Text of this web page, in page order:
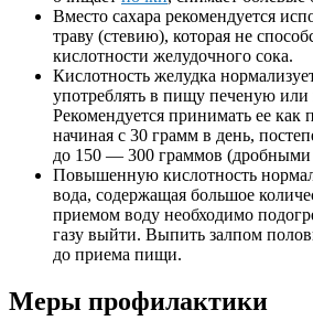
Вместо сахара рекомендуется
траву (стевию), которая не
кислотности желудочного сока.
Кислотность желудка
употреблять в пищу печеную или
Рекомендуется принимать ее как
начиная с 30 грамм в день,
до 150 — 300 граммов
Повышенную кислотность
вода, содержащая большое
приемом воду необходимо
газу выйти. Выпить залпом
до приема пищи.
Меры профилактики